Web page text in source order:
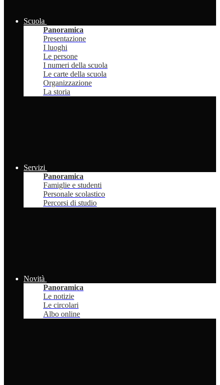
Scuola
Panoramica
Presentazione
I luoghi
Le persone
I numeri della scuola
Le carte della scuola
Organizzazione
La storia
Servizi
Panoramica
Famiglie e studenti
Personale scolastico
Percorsi di studio
Novità
Panoramica
Le notizie
Le circolari
Albo online